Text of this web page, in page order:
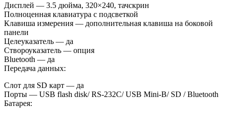
Дисплей — 3.5 дюйма, 320×240, тачскрин
Полноценная клавиатура с подсветкой
Клавиша измерения — дополнительная клавиша на боковой
панели
Целеуказатель — да
Створоуказатель — опция
Bluetooth — да
Передача данных:
Слот для SD карт — да
Порты — USB flash disk/ RS-232C/ USB Mini-B/ SD / Bluetooth
Батарея: